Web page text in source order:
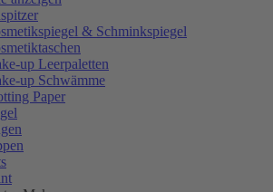
& Schminkspiegel
up Leerpaletten
up Schwämme
Paper